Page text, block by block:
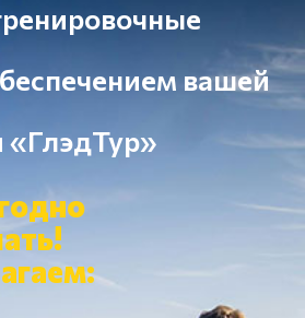
вашей
«ГлэдТур»